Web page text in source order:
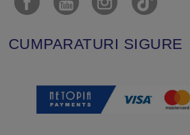
CUMPARATURI SIGURE